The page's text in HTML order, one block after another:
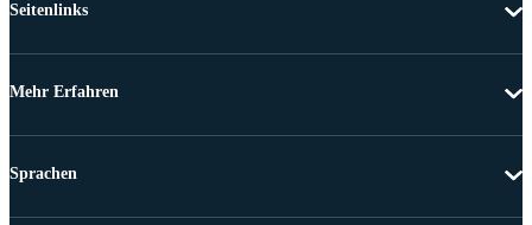
Seitenlinks
Mehr Erfahren
Sprachen